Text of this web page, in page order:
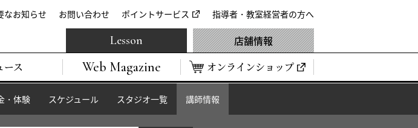
なお知らせ お問い合わせ ポイントサービス 指導者・教室経営者の方へ
ース Web Magazine オンラインショップ
Lesson 店舗情報
・体験 スケジュール スタジオ一覧 講師情報